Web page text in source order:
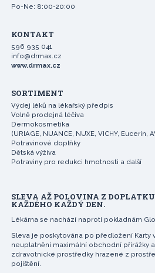
Po-Ne: 8:00-20:00
KONTAKT
596 935 041
info@drmax.cz
www.drmax.cz
SORTIMENT
Výdej léků na lékařský předpis
Volně prodejná léčiva
Dermokosmetika
(URIAGE, NUANCE, NUXE, VICHY, Eucerin,
Potravinové doplňky
Dětská výživa
Potraviny pro redukci hmotnosti a další
SLEVA AŽ POLOVINA Z DOPLATKU
KAŽDÉHO KAŽDÝ DEN.
Lékárna se nachází naproti pokladnám
Sleva je poskytována po předložení Karty
neuplatnění maximální obchodní přirážky
zdravotnické prostředky hrazené z
pojištění.